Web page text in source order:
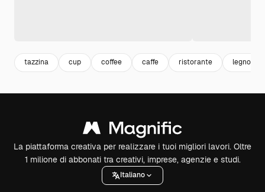
tazzina cup coffee caffe ristorante legno
La piattaforma creativa per realizzare i tuoi migliori lavori. Oltre
1 milione di abbonati tra creativi, imprese, agenzie e studi.
Italiano